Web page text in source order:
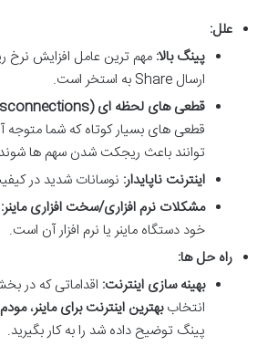
علل:
پینگ بالا: مهم ترین عامل افزایش نرخ
ارسال Share به استخر است.
قطعی های لحظه ای (Micro-disconnections):
قطعی های بسیار کوتاه که شما
توانند باعث ریجکت شدن سهم ها
اینترنت ناپایدار: نوسانات شدید در
مشکلات نرم افزاری/سخت افزاری ماینر:
خود دستگاه ماینر یا نرم افزار آن است.
راه حل ها:
بهینه سازی اینترنت: اقداماتی که در
انتخاببهترین اینترنت برای ماینر،
پینگ توضیح داده شد را به کار بگیرید.